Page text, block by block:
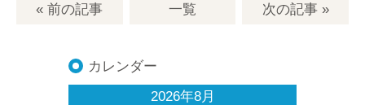
« 前の記事 一覧 次の記事»
カレンダー
2026年8月